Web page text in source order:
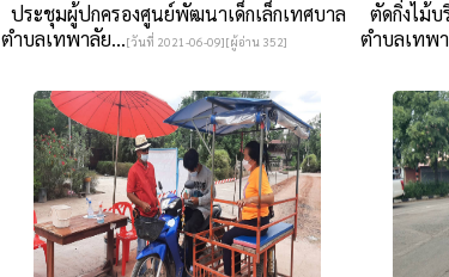
ประชุมผู้ปกครองศูนย์พัฒนาเด็กเล็กเทศบาล
ตำบลเทพาลัย...[วันที่ 2021-06-09][ผู้อ่าน 352]
ตัดกิ่งไม้
ตำบลเทพ